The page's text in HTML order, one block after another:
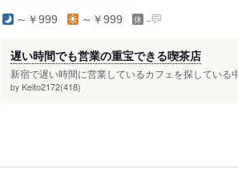
～￥999 ～￥999 -
遅い時間でも営業の重宝できる喫茶店
新宿で遅い時間に営業しているカフェを探してい
by Keito2172(418)